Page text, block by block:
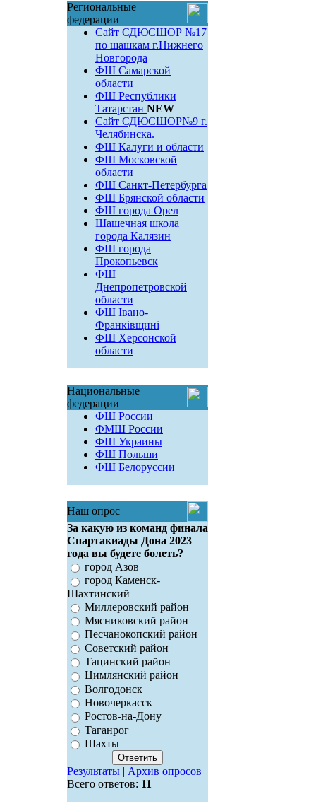
Региональные
федерации
Сайт СДЮСШОР №17
по шашкам г.Нижнего
Новгорода
ФШ Самарской
области
ФШ Республики
Татарстан NEW
Сайт СДЮСШОР№9 г.
Челябинска.
ФШ Калуги и области
ФШ Московской
области
ФШ Санкт-Петербурга
ФШ Брянской области
ФШ города Орел
Шашечная школа
города Калязин
ФШ города
Прокопьевск
ФШ
Днепропетровской
области
ФШ Івано-
Франківщині
ФШ Херсонской
области
Национальные
федерации
ФШ России
ФМШ России
ФШ Украины
ФШ Польши
ФШ Белоруссии
Наш опрос
За какую из команд финала
Спартакиады Дона 2023
года вы будете болеть?
город Азов
город Каменск-
Шахтинский
Миллеровский район
Мясниковский район
Песчанокопский район
Советский район
Тацинский район
Цимлянский район
Волгодонск
Новочеркасск
Ростов-на-Дону
Таганрог
Шахты
Результаты| Архив опросов
Всего ответов: 11